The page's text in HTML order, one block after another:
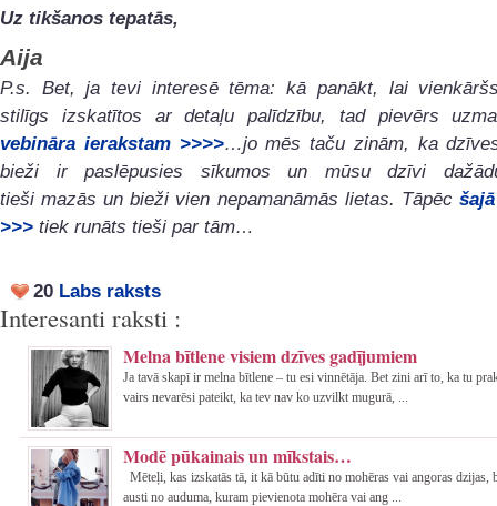
Uz tikšanos tepatās,
Aija
P.s. Bet, ja tevi interesē tēma: kā panākt, lai
stilīgs izskatītos ar detaļu palīdzību, tad pievērs
vebināra ierakstam >>>>…jo mēs taču zinām, ka
bieži ir paslēpusies sīkumos un mūsu dzīvi
tieši mazās un bieži vien nepamanāmās lietas. Tāpēc
>>> tiek runāts tieši par tām…
20 Labs raksts
Interesanti raksti :
Melna bītlene visiem dzīves gadījumiem
Ja tavā skapī ir melna bītlene – tu esi vinnētāja. Bet zini arī to, ka tu
vairs nevarēsi pateikt, ka tev nav ko uzvilkt mugurā, ...
Modē pūkainais un mīkstais…
Mēteļi, kas izskatās tā, it kā būtu adīti no mohēras vai angoras dzijas,
austi no auduma, kuram pievienota mohēra vai ang ...